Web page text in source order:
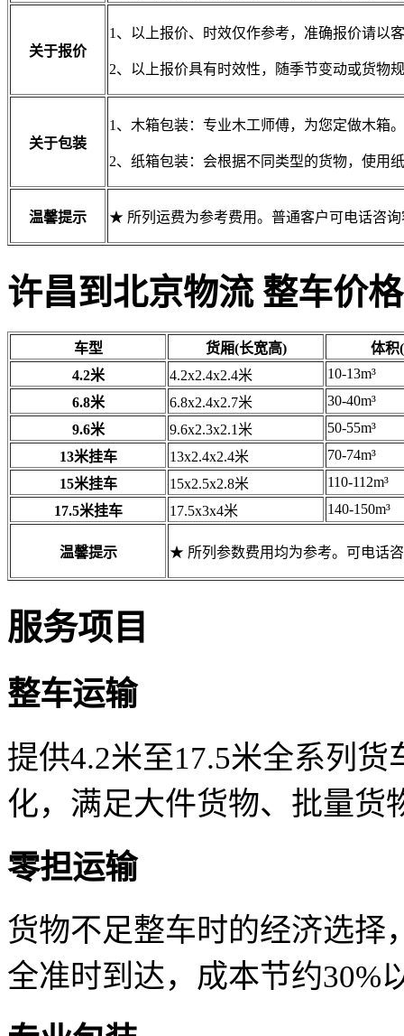
关于报价
1、以上报价、时效仅作参考，准确报价请以
2、以上报价具有时效性，随季节变动或货物
关于包装
1、木箱包装：专业木工师傅，为您定做木箱
2、纸箱包装：会根据不同类型的货物，使用
温馨提示 ★ 所列运费为参考费用。普通客户可电话咨
许昌到北京物流 整车价格
车型 货厢(长宽高)
体积
4.2米
4.2x2.4x2.4米
10-13m³
6.8米
6.8x2.4x2.7米
30-40m³
9.6米
9.6x2.3x2.1米
50-55m³
13米挂车
13x2.4x2.4米
70-74m³
15米挂车
15x2.5x2.8米
110-112m³
17.5米挂车
17.5x3x4米 140-150m³
温馨提示 ★ 所列参数费用均为参考。可电话
服务项目
整车运输
提供4.2米至17.5米全系列
化，满足大件货物、批量货
零担运输
货物不足整车时的经济选择
全准时到达，成本节约30%